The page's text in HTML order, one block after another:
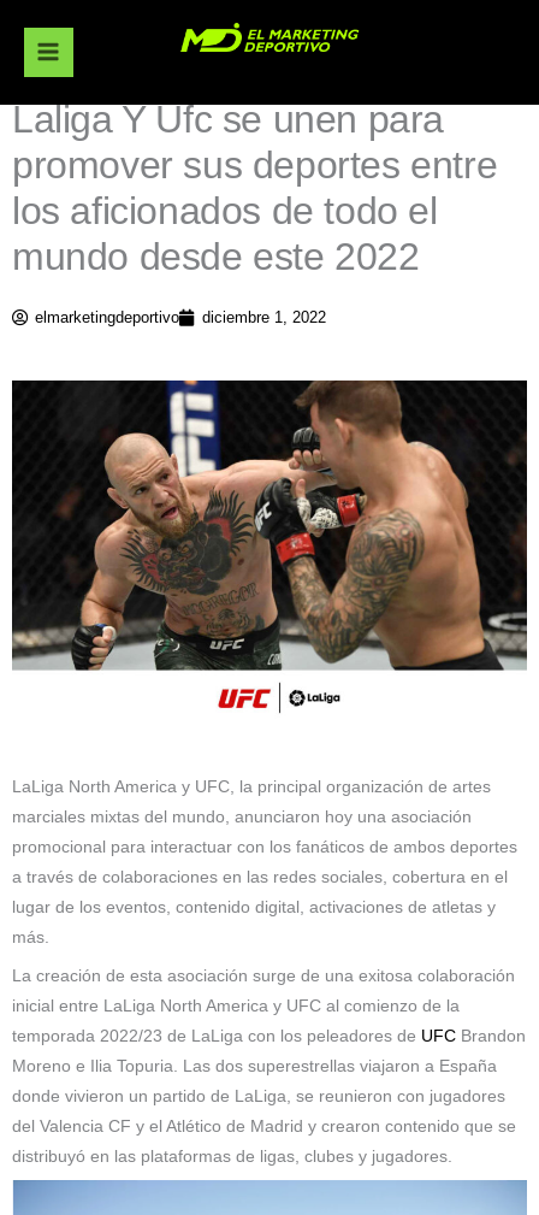
contenido
Laliga Y Ufc se unen para
promover sus deportes entre
los aficionados de todo el
mundo desde este 2022
elmarketingdeportivo diciembre 1, 2022
LaLiga North America y UFC, la principal organización de artes
marciales mixtas del mundo, anunciaron hoy una asociación
promocional para interactuar con los fanáticos de ambos deportes
a través de colaboraciones en las redes sociales, cobertura en el
lugar de los eventos, contenido digital, activaciones de atletas y
más.
La creación de esta asociación surge de una exitosa colaboración
inicial entre LaLiga North America y UFC al comienzo de la
temporada 2022/23 de LaLiga con los peleadores de UFC Brandon
Moreno e Ilia Topuria. Las dos superestrellas viajaron a España
donde vivieron un partido de LaLiga, se reunieron con jugadores
del Valencia CF y el Atlético de Madrid y crearon contenido que se
distribuyó en las plataformas de ligas, clubes y jugadores.